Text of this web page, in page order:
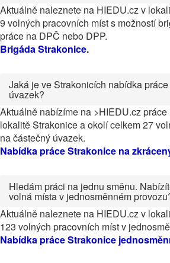
Aktuálně naleznete na HIEDU.cz v
9 volných pracovních míst s možností
práce na DPČ nebo DPP.
Brigáda Strakonice.
Jaká je ve Strakonicích nabídka
úvazek?
Aktuálně nabízíme na >HIEDU.cz
lokalitě Strakonice a okolí celkem 27
na částečný úvazek.
Nabídka práce Strakonice na
Hledám práci na jednu směnu.
volná místa v jednosměnném
Aktuálně naleznete na HIEDU.cz v
123 volných pracovních míst v
Nabídka práce Strakonice